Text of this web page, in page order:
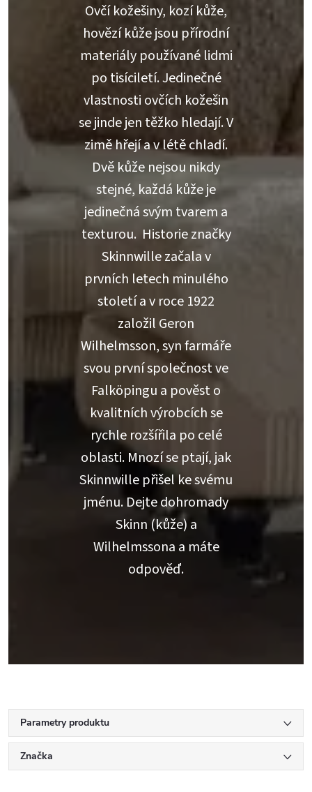
Ovčí kožešiny, kozí kůže,
hovězí kůže jsou přírodní
materiály používané lidmi
po tisíciletí. Jedinečné
vlastnosti ovčích kožešin
se jinde jen těžko hledají. V
zimě hřejí a v létě chladí.
Dvě kůže nejsou nikdy
stejné, každá kůže je
jedinečná svým tvarem a
texturou. Historie značky
Skinnwille začala v
prvních letech minulého
století a v roce 1922
založil Geron
Wilhelmsson, syn farmáře
svou první společnost ve
Falköpingu a pověst o
kvalitních výrobcích se
rychle rozšířila po celé
oblasti. Mnozí se ptají, jak
Skinnwille přišel ke svému
jménu. Dejte dohromady
Skinn (kůže) a
Wilhelmssona a máte
odpověď.
Parametry produktu
Značka